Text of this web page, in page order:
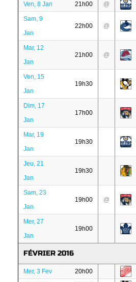
Ven, 8 Jan 21h00 @
Sam, 9
Jan
22h00 @
Mar, 12
Jan
21h00 @
Ven, 15
Jan
19h30
Dim, 17
Jan
17h00
Mar, 19
Jan
19h30
Jeu, 21
Jan
19h30
Sam, 23
Jan
19h00 @
Mer, 27
Jan
19h00
FÉVRIER 2016
Mer, 3 Fev 20h00